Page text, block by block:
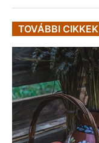
TOVÁBBI CIKKEK